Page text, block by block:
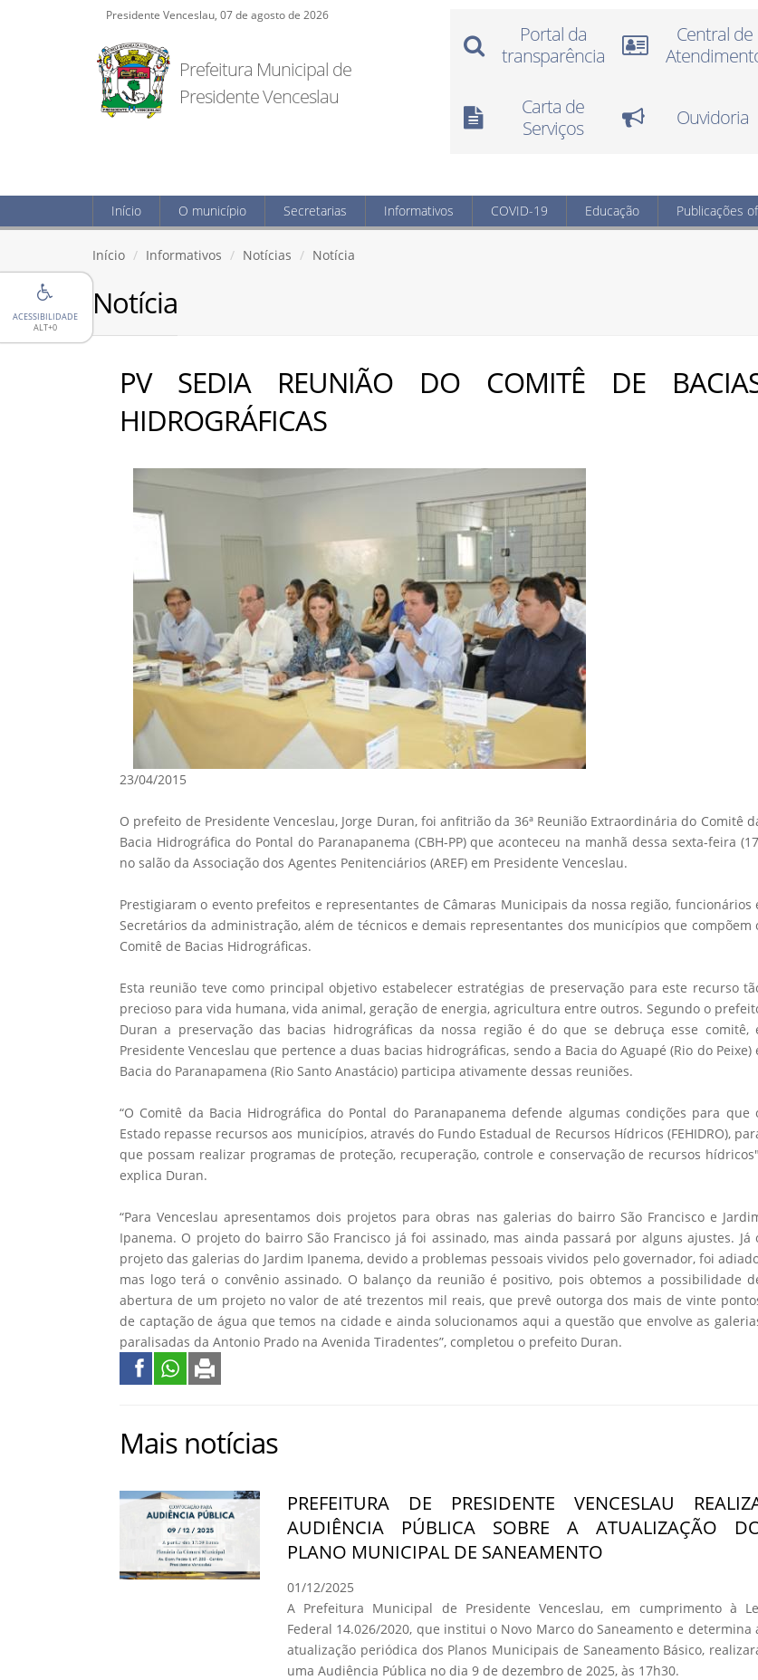
ACESSIBILIDADE
ALT+0
Presidente Venceslau, 07 de agosto de 2026
Prefeitura Municipal de
Presidente Venceslau
Portal da
transparência
Central de
Carta de
Serviços
Ouvidoria
Início O município Secretarias Informativos COVID-19 Educação Publicações
Início Informativos Notícias Notícia
Notícia
PV SEDIA REUNIÃO DO COMITÊ DE
HIDROGRÁFICAS
23/04/2015
O prefeito de Presidente Venceslau, Jorge Duran, foi anfitrião da 36ª Reunião Extraordinária do Comitê
Bacia Hidrográfica do Pontal do Paranapanema (CBH-PP) que aconteceu na manhã dessa sexta-feira
no salão da Associação dos Agentes Penitenciários (AREF) em Presidente Venceslau.
Prestigiaram o evento prefeitos e representantes de Câmaras Municipais da nossa região, funcionários
Secretários da administração, além de técnicos e demais representantes dos municípios que compõem
Comitê de Bacias Hidrográficas.
Esta reunião teve como principal objetivo estabelecer estratégias de preservação para este recurso
precioso para vida humana, vida animal, geração de energia, agricultura entre outros. Segundo o
Duran a preservação das bacias hidrográficas da nossa região é do que se debruça esse comitê,
Presidente Venceslau que pertence a duas bacias hidrográficas, sendo a Bacia do Aguapé (Rio do Peixe)
Bacia do Paranapamena (Rio Santo Anastácio) participa ativamente dessas reuniões.
“O Comitê da Bacia Hidrográfica do Pontal do Paranapanema defende algumas condições para que
Estado repasse recursos aos municípios, através do Fundo Estadual de Recursos Hídricos (FEHIDRO),
que possam realizar programas de proteção, recuperação, controle e conservação de recursos
explica Duran.
“Para Venceslau apresentamos dois projetos para obras nas galerias do bairro São Francisco e
Ipanema. O projeto do bairro São Francisco já foi assinado, mas ainda passará por alguns ajustes. Já
projeto das galerias do Jardim Ipanema, devido a problemas pessoais vividos pelo governador, foi
mas logo terá o convênio assinado. O balanço da reunião é positivo, pois obtemos a possibilidade
abertura de um projeto no valor de até trezentos mil reais, que prevê outorga dos mais de vinte
de captação de água que temos na cidade e ainda solucionamos aqui a questão que envolve as
paralisadas da Antonio Prado na Avenida Tiradentes”, completou o prefeito Duran.
Mais notícias
PREFEITURA DE PRESIDENTE VENCESLAU
AUDIÊNCIA PÚBLICA SOBRE A ATUALIZAÇÃO
PLANO MUNICIPAL DE SANEAMENTO
01/12/2025
A Prefeitura Municipal de Presidente Venceslau, em cumprimento à
Federal 14.026/2020, que institui o Novo Marco do Saneamento e determina
atualização periódica dos Planos Municipais de Saneamento Básico,
uma Audiência Pública no dia 9 de dezembro de 2025, às 17h30.